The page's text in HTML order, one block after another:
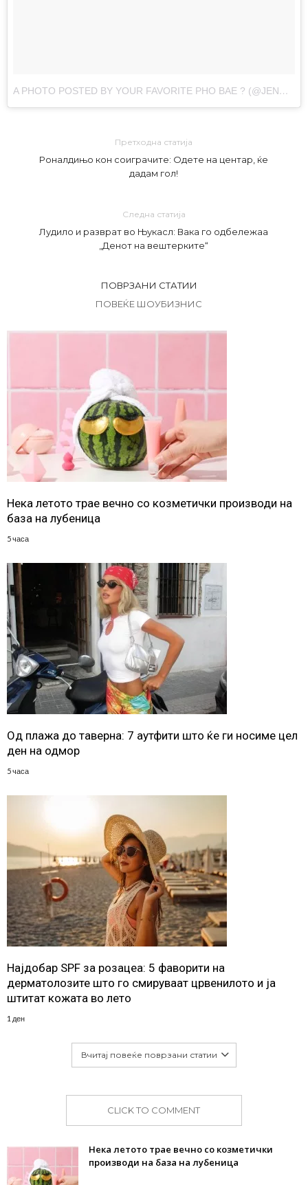
A PHOTO POSTED BY YOUR FAVORITE PHO BAE ? (@JENNAKAEY)
Претходна статија
Роналдињо кон соиграчите: Одете на центар, ќе
дадам гол!
Следна статија
Лудило и разврат во Њукасл: Вака го одбележаа
„Денот на вештерките“
ПОВРЗАНИ СТАТИИ
ПОВЕЌЕ ШОУБИЗНИС
Нека летото трае вечно со козметички производи на
база на лубеница
5 часа
Од плажа до таверна: 7 аутфити што ќе ги носиме цел
ден на одмор
5 часа
Најдобар SPF за розацеа: 5 фаворити на
дерматолозите што го смируваат црвенилото и ја
штитат кожата во лето
1 ден
Вчитај повеќе поврзани статии
CLICK TO COMMENT
Нека летото трае вечно со козметички
производи на база на лубеница